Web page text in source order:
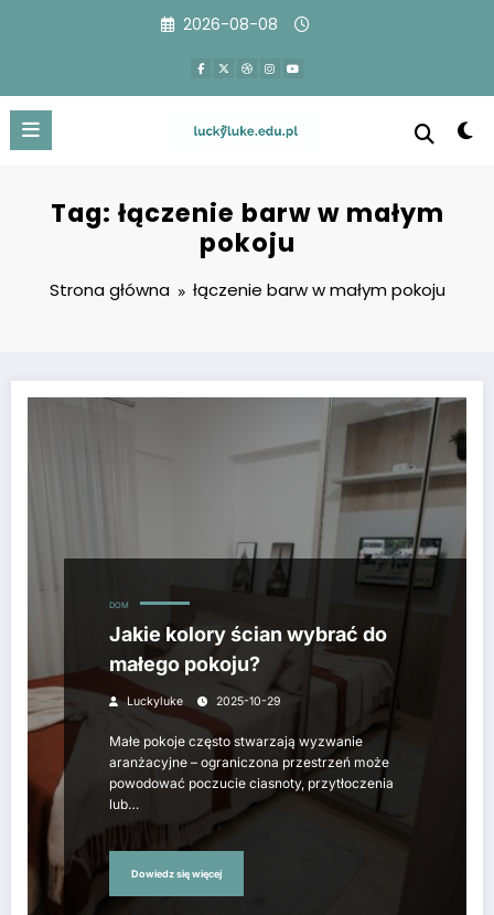
2026-08-08
Tag: łączenie barw w małym
pokoju
Strona główna łączenie barw w małym pokoju
DOM
Jakie kolory ścian wybrać do
małego pokoju?
Luckyluke 2025-10-29
Małe pokoje często stwarzają wyzwanie
aranżacyjne – ograniczona przestrzeń może
powodować poczucie ciasnoty, przytłoczenia
lub…
Dowiedz się więcej